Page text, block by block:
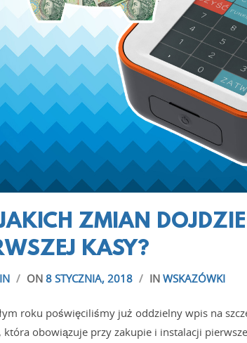
READ MORE
ZMIAN
KASY?
/ ON 8 STYCZNIA, 2018 / IN WSKAZÓWKI
roku poświęciliśmy już oddzielny wpis na
która obowiązuje przy zakupie i instalacji